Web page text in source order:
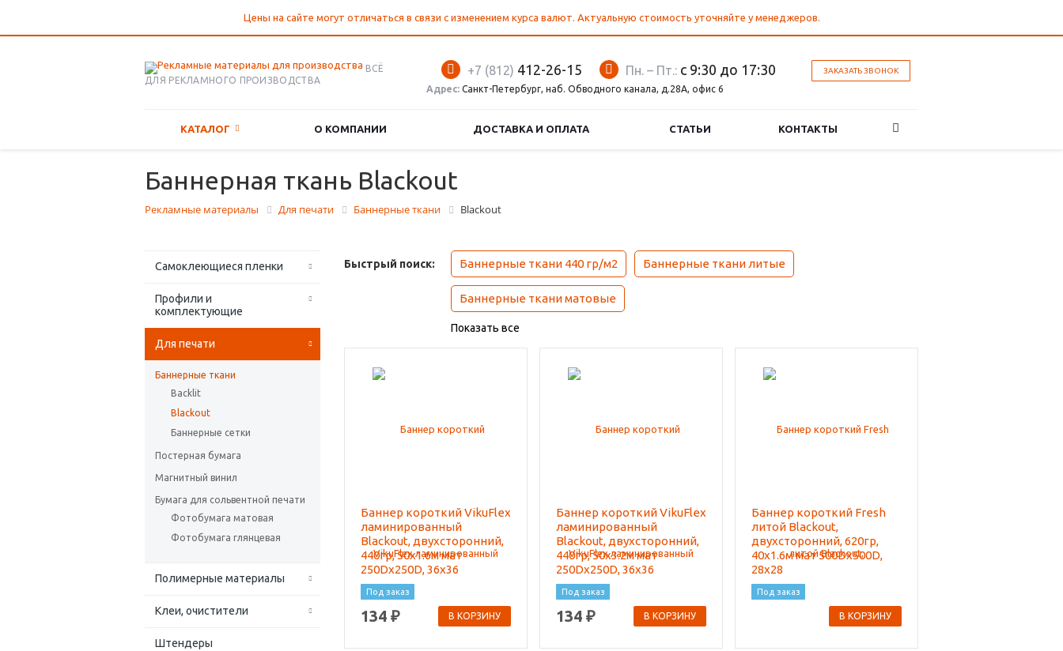
Цены на сайте могут отличаться в связи с изменением курса валют. Актуальную стоимость уточняйте у менеджеров.
ВСЁ
ДЛЯ РЕКЛАМНОГО ПРОИЗВОДСТВА
ЗАКАЗАТЬ ЗВОНОК
Пн. – Пт.: с 9:30 до 17:30
+7 (812) 412-26-15
Адрес: Санкт-Петербург, наб. Обводного канала, д.28А, офис 6
КАТАЛОГ О КОМПАНИИ ДОСТАВКА И ОПЛАТА СТАТЬИ КОНТАКТЫ
Баннерная ткань Blackout
Рекламные материалы Для печати Баннерные ткани Blackout
Самоклеющиеся пленки
Профили и
комплектующие
Для печати
Баннерные ткани
Backlit
Blackout
Баннерные сетки
Постерная бумага
Магнитный винил
Бумага для сольвентной печати
Фотобумага матовая
Фотобумага глянцевая
Полимерные материалы
Клеи, очистители
Штендеры
Быстрый поиск: Баннерные ткани 440 гр/м2 Баннерные ткани литые
Баннерные ткани матовые
Показать все
Баннер короткий VikuFlex
ламинированный
Blackout, двухсторонний,
440гр, 50x1.6м мат
250Dx250D, 36x36
Под заказ
134 ₽ В КОРЗИНУ
Баннер короткий VikuFlex
ламинированный
Blackout, двухсторонний,
440гр, 50x3.2м мат
250Dx250D, 36x36
Под заказ
134 ₽ В КОРЗИНУ
Баннер короткий Fresh
литой Blackout,
двухсторонний, 620гр,
40x1.6м мат 500Dx500D,
28x28
Под заказ
В КОРЗИНУ